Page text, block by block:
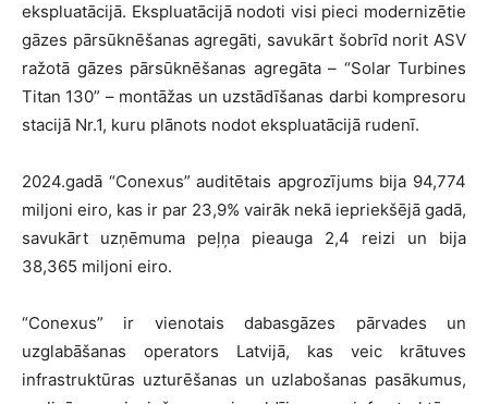
ekspluatācijā. Ekspluatācijā nodoti visi pieci modernizētie
gāzes pārsūknēšanas agregāti, savukārt šobrīd norit ASV
ražotā gāzes pārsūknēšanas agregāta – “Solar Turbines
Titan 130” – montāžas un uzstādīšanas darbi kompresoru
stacijā Nr.1, kuru plānots nodot ekspluatācijā rudenī.
2024.gadā “Conexus” auditētais apgrozījums bija 94,774
miljoni eiro, kas ir par 23,9% vairāk nekā iepriekšējā gadā,
savukārt uzņēmuma peļņa pieauga 2,4 reizi un bija
38,365 miljoni eiro.
“Conexus” ir vienotais dabasgāzes pārvades un
uzglabāšanas operators Latvijā, kas veic krātuves
infrastruktūras uzturēšanas un uzlabošanas pasākumus,